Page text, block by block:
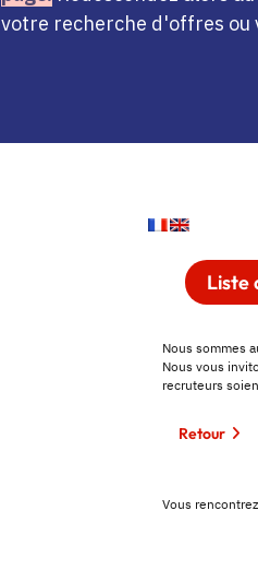
votre recherche d'offres ou